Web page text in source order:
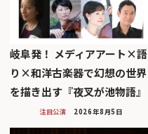
岐阜発！ メディアアート×語
り×和洋古楽器で幻想の世界
を描き出す『夜叉が池物語』
注目公演 2026年8月5日